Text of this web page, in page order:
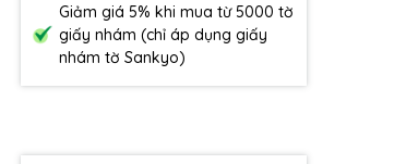
Giảm giá 5% khi mua từ 5000 tờ
giấy nhám (chỉ áp dụng giấy
nhám tờ Sankyo)